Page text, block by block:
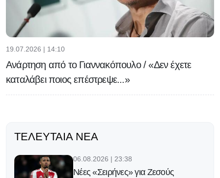
19.07.2026 | 14:10
Ανάρτηση από το Γιαννακόπουλο / «Δεν έχετε
καταλάβει ποιος επέστρεψε...»
ΤΕΛΕΥΤΑΊΑ ΝΈΑ
06.08.2026 | 23:38
Νέες «Σειρήνες» για Ζεσούς